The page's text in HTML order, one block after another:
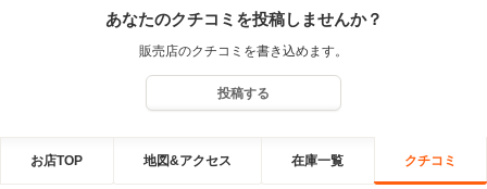
あなたのクチコミを投稿しませんか？
販売店のクチコミを書き込めます。
投稿する
お店TOP 地図&アクセス 在庫一覧 クチコミ